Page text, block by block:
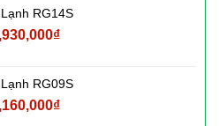
là:
1,550,000₫.
RG14S
₫Giá
là:
1,930,000₫.
RG09S
₫Giá